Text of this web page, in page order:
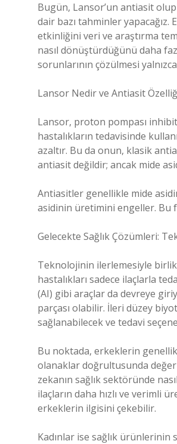
Bugün, Lansor’un antiasit
dair bazı tahminler
etkinliğini veri ve araştırma
nasıl dönüştürdüğünü daha
sorunlarının çözülmesi
Lansor Nedir ve Antiasit
Lansor, proton pompası
hastalıkların tedavisinde
azaltır. Bu da onun, klasik
antiasit değildir; ancak mide
Antiasitler genellikle mide
asidinin üretimini engeller. Bu
Gelecekte Sağlık Çözümleri:
Teknolojinin ilerlemesiyle
hastalıkları sadece ilaçlarla
(AI) gibi araçlar da devreye
parçası olabilir. İleri düzey
sağlanabilecek ve tedavi
Bu noktada, erkeklerin
olanaklar doğrultusunda
zekanın sağlık sektöründe
ilaçların daha hızlı ve verimli
erkeklerin ilgisini çekebilir.
Kadınlar ise sağlık